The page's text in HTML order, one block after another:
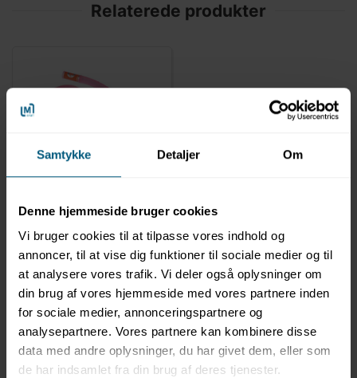
Samtykke Detaljer Om
Denne hjemmeside bruger cookies
Vi bruger cookies til at tilpasse vores indhold og
annoncer, til at vise dig funktioner til sociale medier og til
at analysere vores trafik. Vi deler også oplysninger om
din brug af vores hjemmeside med vores partnere inden
for sociale medier, annonceringspartnere og
analysepartnere. Vores partnere kan kombinere disse
data med andre oplysninger, du har givet dem, eller som
de har indsamlet fra din brug af deres tjenester.
Relaterede produkter
0117SC425
| Aqualung